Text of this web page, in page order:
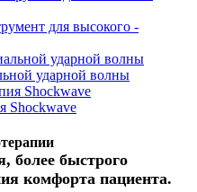
для высокого -
ударной волны
Shockwave
более быстрого
комфорта пациента.